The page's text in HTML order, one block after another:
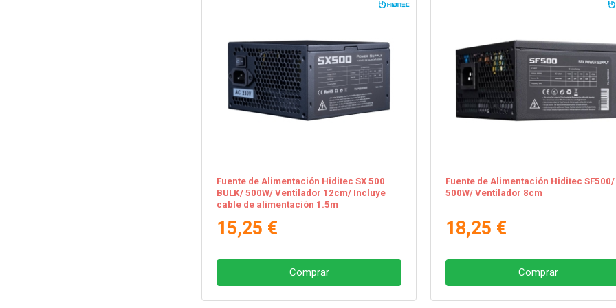
Fuente de Alimentación Hiditec SX 500
BULK/ 500W/ Ventilador 12cm/ Incluye
cable de alimentación 1.5m
15,25 €
Comprar
Fuente de Alimentación Hiditec SF500/
500W/ Ventilador 8cm
18,25 €
Comprar